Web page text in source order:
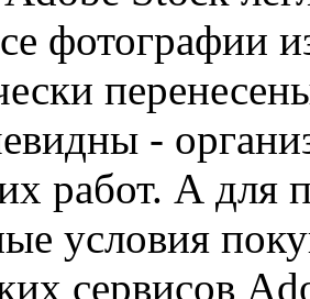
фотографии
-
работ. А для
условия
сервисов